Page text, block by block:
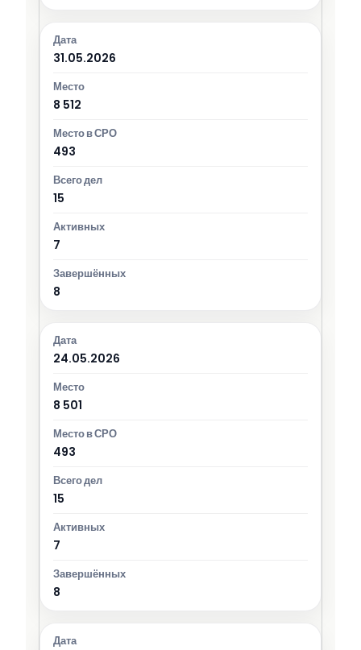
31.05.2026
8 512
493
15
7
8
24.05.2026
8 501
493
15
7
8